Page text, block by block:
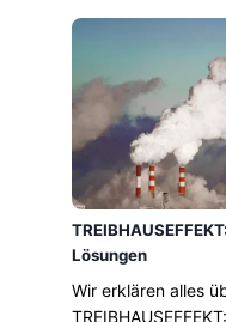
Lösungen
Wir erklären alles